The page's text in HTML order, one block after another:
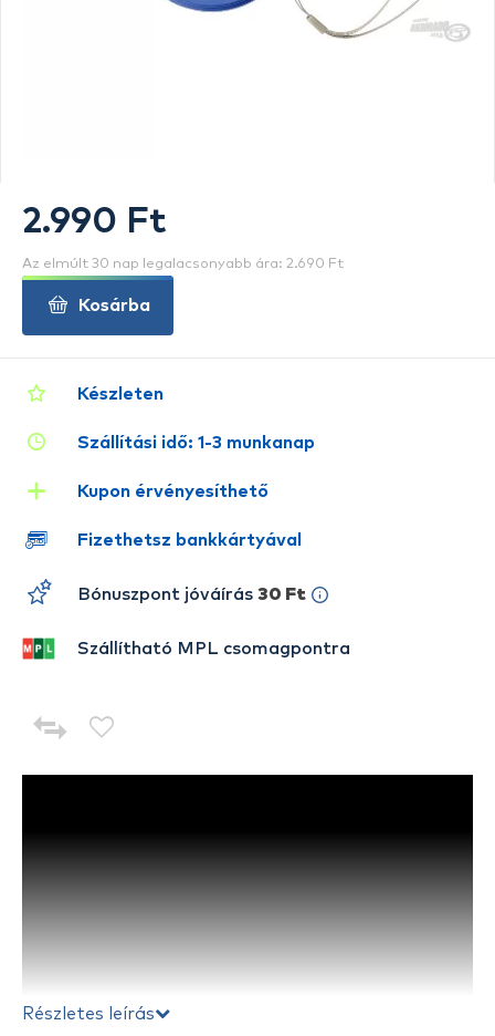
Részletes leírás
Készleten
Szállítási idő: 1-3 munkanap
Kupon érvényesíthető
Fizethetsz bankkártyával
Bónuszpont jóváírás 30 Ft
Szállítható MPL csomagpontra
2.990 Ft
Az elmúlt 30 nap legalacsonyabb ára: 2.690 Ft
Kosárba